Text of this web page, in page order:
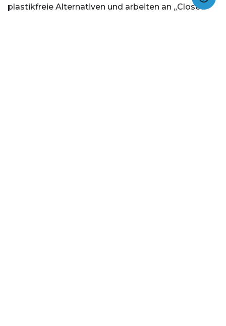
plastikfreie Alternativen und arbeiten an „Closed